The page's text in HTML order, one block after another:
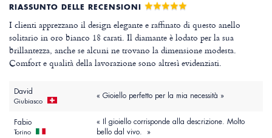
RIASSUNTO DELLE RECENSIONI
I clienti apprezzano il design elegante e raffinato di questo anello
solitario in oro bianco 18 carati. Il diamante è lodato per la sua
brillantezza, anche se alcuni ne trovano la dimensione modesta.
Comfort e qualità della lavorazione sono altresì evidenziati.
David
Giubiasco
« Gioiello perfetto per la mia necessità »
Fabio
Torino
« Il gioiello corrisponde alla descrizione. Molto
bello dal vivo. »